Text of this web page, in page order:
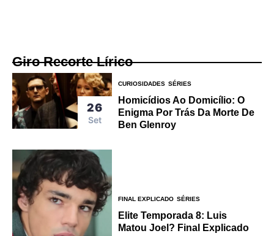
Giro Recorte Lírico
26
Set
CURIOSIDADES SÉRIES
Homicídios Ao Domicílio: O
Enigma Por Trás Da Morte De
Ben Glenroy
FINAL EXPLICADO SÉRIES
Elite Temporada 8: Luis
Matou Joel? Final Explicado